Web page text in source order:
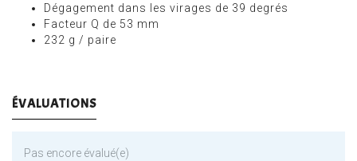
Dégagement dans les virages de 39 degrés
Facteur Q de 53 mm
232 g / paire
ÉVALUATIONS
Pas encore évalué(e)